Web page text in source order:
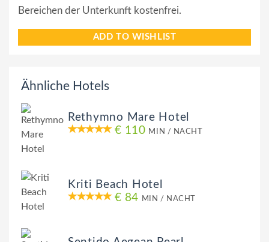
Bereichen der Unterkunft kostenfrei.
ADD TO WISHLIST
Ähnliche Hotels
Rethymno Mare Hotel
€ 110 MIN / NACHT
Kriti Beach Hotel
€ 84 MIN / NACHT